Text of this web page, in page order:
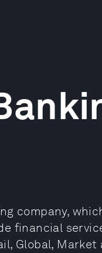
company,
financial
Global, Market